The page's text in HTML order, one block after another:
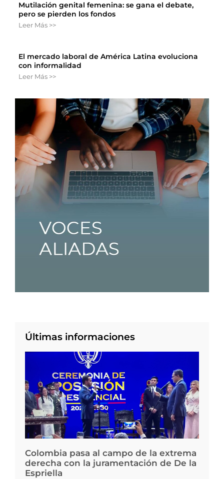
Mutilación genital femenina: se gana el debate,
pero se pierden los fondos
Leer Más >>
El mercado laboral de América Latina evoluciona
con informalidad
Leer Más >>
Últimas informaciones
Colombia pasa al campo de la extrema
derecha con la juramentación de De la
Espriella